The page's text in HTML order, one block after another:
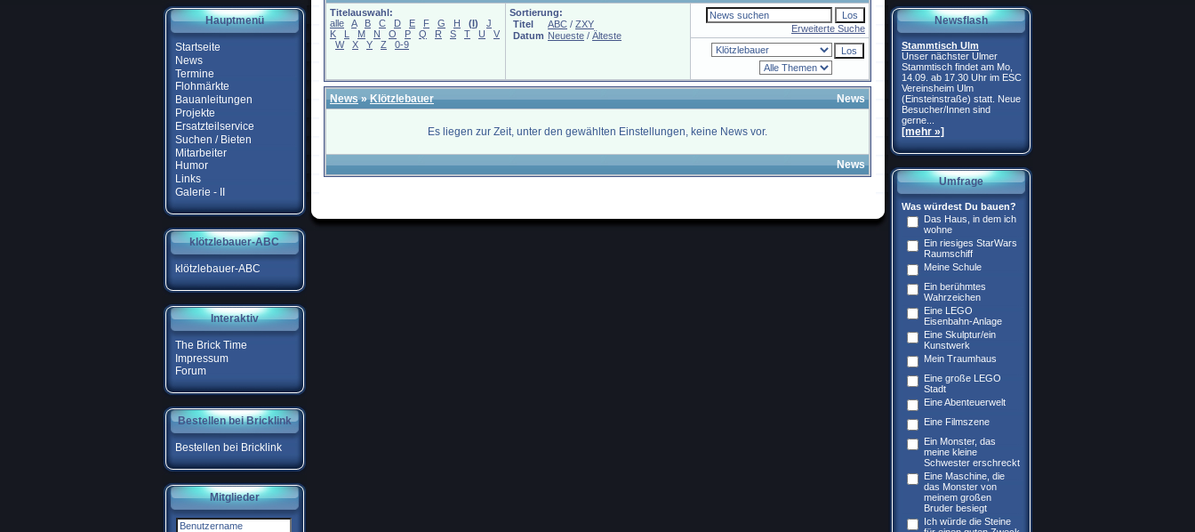
Hauptmenü
Startseite
News
Termine
Flohmärkte
Bauanleitungen
Projekte
Ersatzteilservice
Suchen / Bieten
Mitarbeiter
Humor
Links
Galerie - II
klötzlebauer-ABC
klötzlebauer-ABC
Interaktiv
The Brick Time
Impressum
Forum
Bestellen bei Bricklink
Bestellen bei Bricklink
Mitglieder
Titelauswahl:
alle
A B C D E F G H (I)
J
K
L M N O P Q R S T U
V
W
X Y Z 0-9
Sortierung:
Titel
ABC / ZXY
Datum Neueste / Älteste
Erweiterte Suche
News»Klötzlebauer News
Es liegen zur Zeit, unter den gewählten Einstellungen, keine News vor.
News
Newsflash
Stammtisch Ulm
Unser nächster Ulmer
Stammtisch findet am Mo,
14.09. ab 17.30 Uhr im ESC
Vereinsheim Ulm
(Einsteinstraße) statt. Neue
Besucher/Innen sind
gerne...
[mehr »]
Umfrage
Was würdest Du bauen?
Das Haus, in dem ich
wohne
Ein riesiges StarWars
Raumschiff
Meine Schule
Ein berühmtes
Wahrzeichen
Eine LEGO
Eisenbahn-Anlage
Eine Skulptur/ein
Kunstwerk
Mein Traumhaus
Eine große LEGO
Stadt
Eine Abenteuerwelt
Eine Filmszene
Ein Monster, das
meine kleine
Schwester erschreckt
Eine Maschine, die
das Monster von
meinem großen
Bruder besiegt
Ich würde die Steine